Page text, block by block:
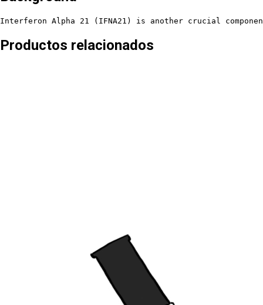
Interferon Alpha 21 (IFNA21) is another crucial
Productos relacionados